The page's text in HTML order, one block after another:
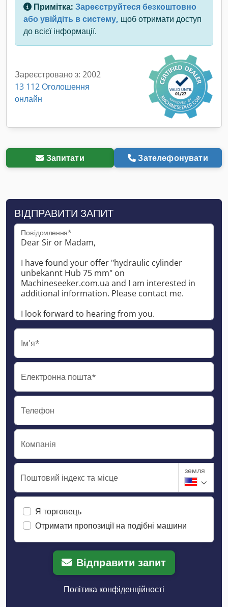
Примітка: Зареєструйтеся безкоштовно
або увійдіть в систему, щоб отримати доступ
до всієї інформації.
Зареєстровано з: 2002
13 112 Оголошення
онлайн
Запитати Зателефонувати
ВІДПРАВИТИ ЗАПИТ
Повідомлення*
Ім'я*
Електронна пошта*
Телефон
Компанія
Поштовий індекс та місце
земля
Я торговець
Отримати пропозиції на подібні машини
Відправити запит
Політика конфіденційності